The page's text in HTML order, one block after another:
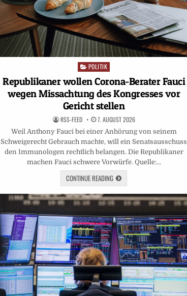
Posted
in
POLITIK
Republikaner wollen Corona-Berater Fauci
wegen Missachtung des Kongresses vor
Gericht stellen
RSS-FEED 7. AUGUST 2026
Weil Anthony Fauci bei einer Anhörung von seinem
Schweigerecht Gebrauch machte, will ein Senatsausschuss
den Immunologen rechtlich belangen. Die Republikaner
machen Fauci schwere Vorwürfe. Quelle:…
CONTINUE READING